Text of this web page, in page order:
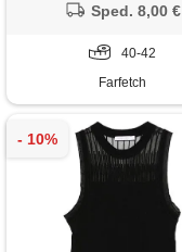
Sped. 8,00 €
40-42
Farfetch